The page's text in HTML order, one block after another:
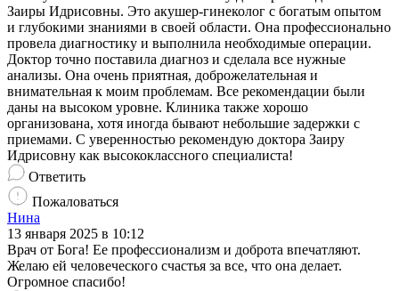
Заиры Идрисовны. Это акушер-гинеколог с богатым опытом
и глубокими знаниями в своей области. Она профессионально
провела диагностику и выполнила необходимые операции.
Доктор точно поставила диагноз и сделала все нужные
анализы. Она очень приятная, доброжелательная и
внимательная к моим проблемам. Все рекомендации были
даны на высоком уровне. Клиника также хорошо
организована, хотя иногда бывают небольшие задержки с
приемами. С уверенностью рекомендую доктора Заиру
Идрисовну как высококлассного специалиста!
Ответить
Пожаловаться
Нина
13 января 2025 в 10:12
Врач от Бога! Ее профессионализм и доброта впечатляют.
Желаю ей человеческого счастья за все, что она делает.
Огромное спасибо!